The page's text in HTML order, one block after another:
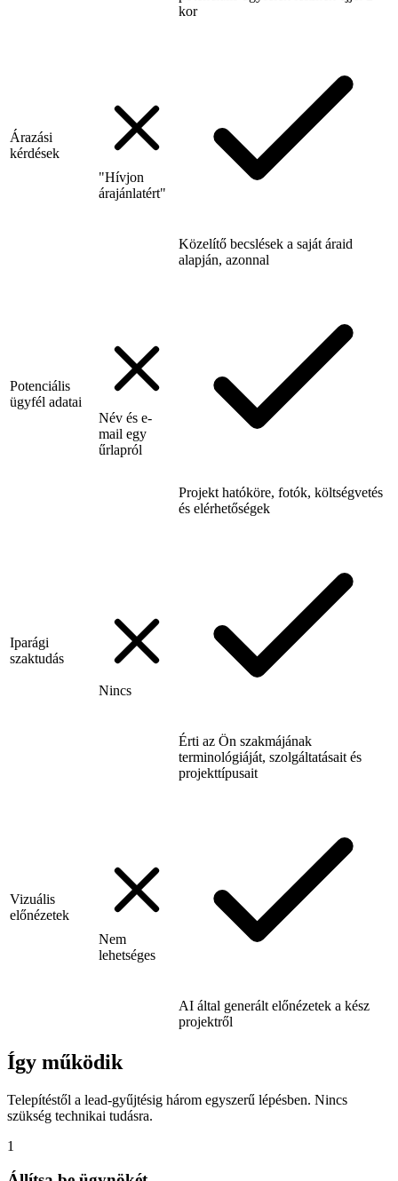
kor
Árazási
kérdések
"Hívjon
árajánlatért"
Közelítő becslések a saját áraid
alapján, azonnal
Potenciális
ügyfél adatai
Név és e-
mail egy
űrlapról
Projekt hatóköre, fotók, költségvetés
és elérhetőségek
Iparági
szaktudás
Nincs
Érti az Ön szakmájának
terminológiáját, szolgáltatásait és
projekttípusait
Vizuális
előnézetek
Nem
lehetséges
AI által generált előnézetek a kész
projektről
Így működik
Telepítéstől a lead-gyűjtésig három egyszerű lépésben. Nincs
szükség technikai tudásra.
1